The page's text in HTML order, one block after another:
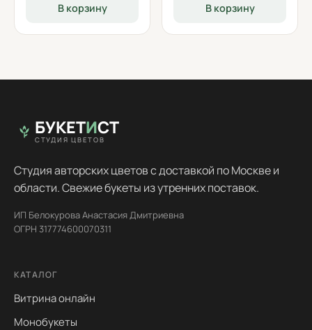
В корзину В корзину
БУКЕТИСТ
СТУДИЯ ЦВЕТОВ
Студия авторских цветов с доставкой по Москве и
области. Свежие букеты из утренних поставок.
ИП Белокурова Анастасия Дмитриевна
ОГРН 317774600070311
КАТАЛОГ
Витрина онлайн
Монобукеты